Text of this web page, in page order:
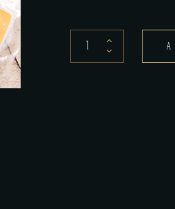
Hamburguesa
Leñera